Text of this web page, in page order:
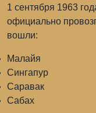
1 сентября 1963
официально
вошли:
Малайя
Сингапур
Саравак
Сабах